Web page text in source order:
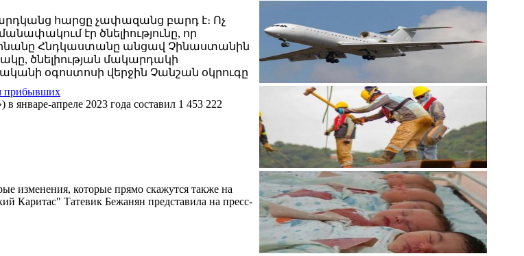
հարցը չափազանց բարդ է։ Ոչ
էր ծնելիությունը, որ
Հնդկաստանը անցավ Չինաստանին
ծնելիության մակարդակի
օգոստոսի վերջին Չանշան օկրուգը
прибывших
январе-апреле 2023 года составил 1 453 222
изменения, которые прямо скажутся также на
Каритас" Татевик Бежанян представила на пресс-